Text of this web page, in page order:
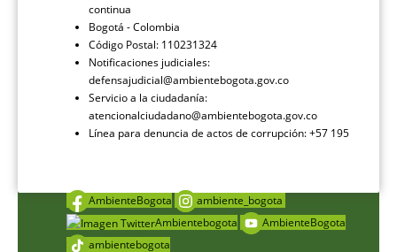
continua
Bogotá - Colombia
Código Postal: 110231324
Notificaciones judiciales:
defensajudicial@ambientebogota.gov.co
Servicio a la ciudadanía:
atencionalciudadano@ambientebogota.gov.co
Línea para denuncia de actos de corrupción: +57 195
AmbienteBogota
ambiente_bogota
Ambientebogota
AmbienteBogota
ambientebogota